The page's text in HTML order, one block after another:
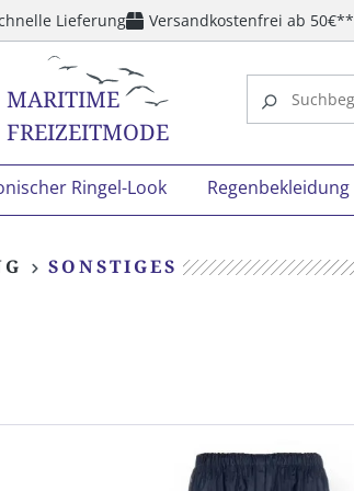
Lieferung Versandkostenfrei ab 50€**
MARITIME
FREIZEITMODE
Ringel-Look Regenbekleidung
SONSTIGES